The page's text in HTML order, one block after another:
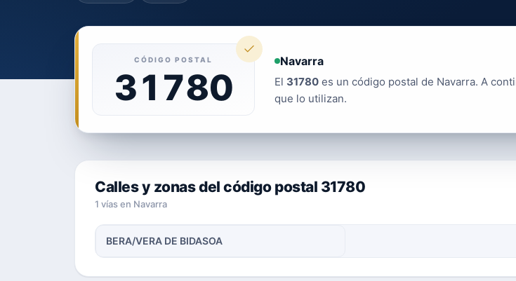
CÓDIGO POSTAL
31780
Navarra
El 31780 es un código postal de Navarra. A
que lo utilizan.
Calles y zonas del código postal 31780
1 vías en Navarra
BERA/VERA DE BIDASOA